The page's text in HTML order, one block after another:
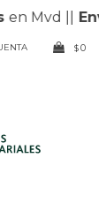
Mvd ||
$0